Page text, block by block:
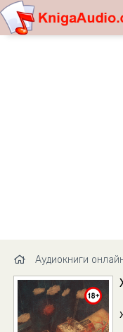
Аудиокниги